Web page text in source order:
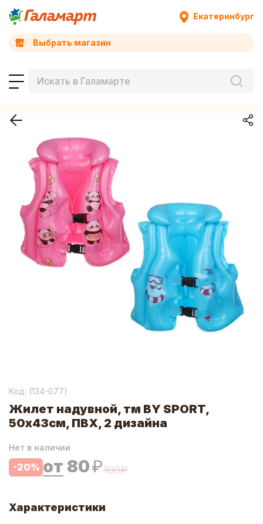
Екатеринбург
Выбрать магазин
Код: (134-077)
Жилет надувной, тм BY SPORT,
50х43см, ПВХ, 2 дизайна
Нет в наличии
-20% от 80₽100₽
Характеристики